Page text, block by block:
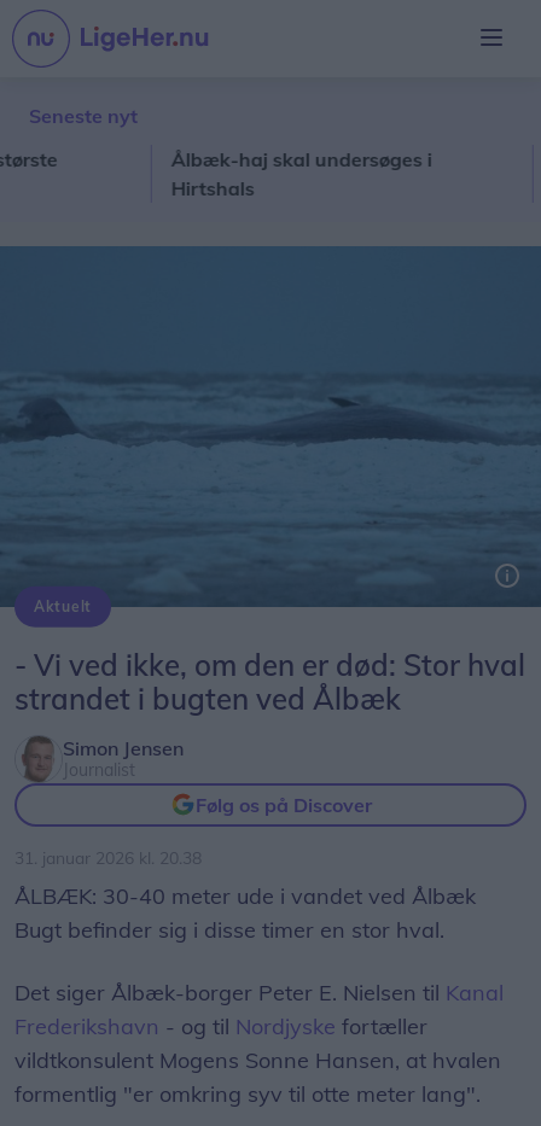
Seneste nyt
Ålbæk-haj skal undersøges i
Hirtshals
Aktuelt
- Vi ved ikke, om den er død: Stor hval
strandet i bugten ved Ålbæk
Simon Jensen
Journalist
Følg os på Discover
31. januar 2026 kl. 20.38
ÅLBÆK: 30-40 meter ude i vandet ved Ålbæk
Bugt befinder sig i disse timer en stor hval.
Det siger Ålbæk-borger Peter E. Nielsen til Kanal
Frederikshavn - og til Nordjyske fortæller
vildtkonsulent Mogens Sonne Hansen, at hvalen
formentlig "er omkring syv til otte meter lang".